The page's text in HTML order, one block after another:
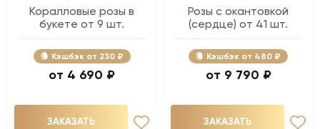
Коралловые розы в
букете от 9 шт.
Кэшбэк 230 ₽
4 690 ₽
ЗАКАЗАТЬ
Розы с окантовкой
(сердце) от 41 шт.
Кэшбэк 480 ₽
9 790 ₽
ЗАКАЗАТЬ